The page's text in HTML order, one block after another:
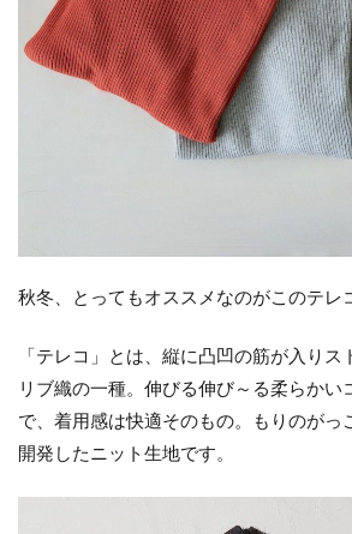
秋冬、とってもオススメなのがこのテレ
「テレコ」とは、縦に凸凹の筋が入りス
リブ織の一種。伸びる伸び～る柔らかい
で、着用感は快適そのもの。もりのがっ
開発したニット生地です。